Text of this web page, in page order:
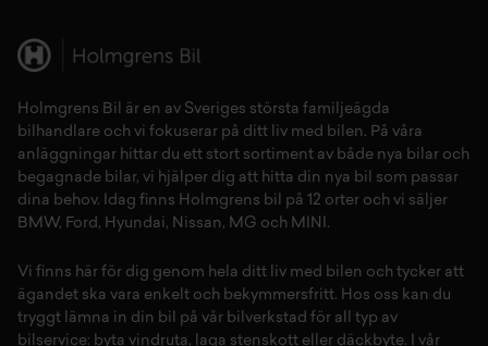
Holmgrens Bil är en av Sveriges största familjeägda
bilhandlare och vi fokuserar på ditt liv med bilen. På våra
anläggningar hittar du ett stort sortiment av både nya bilar och
begagnade bilar, vi hjälper dig att hitta din nya bil som passar
dina behov. Idag finns Holmgrens bil på 12 orter och vi säljer
BMW, Ford , Hyundai, Nissan , MG och MINI .
Vi finns här för dig genom hela ditt liv med bilen och tycker att
ägandet ska vara enkelt och bekymmersfritt. Hos oss kan du
tryggt lämna in din bil på vår bilverkstad för all typ av
bilservice: byta vindruta, laga stenskott eller däckbyte. I vår